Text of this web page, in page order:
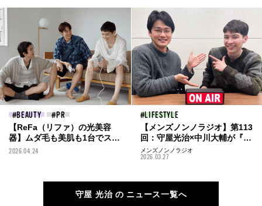
ム、教えます
BEAUTY
【ReFa（リファ）の光美容
器】ムダ毛も美肌も1台でスピ
ーディ！ ショーツの季節にモ
2026.04.24
LIFESTYLE
【メンズノンノラジオ】第113
回：守屋光治×中川大輔が『メ
ンズノンノ』を語る！ 清原翔
が登場した1・2月合併号企画の
メンズノンノラジオ
2026.03.27
守屋 光治 の ニュース一覧へ